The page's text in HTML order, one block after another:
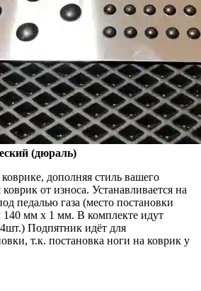
(дюраль)
дополняя стиль вашего
от износа. Устанавливается на
педалью газа (место постановки
140 мм x 1 мм. В комплекте идут
Подпятник идёт для
т.к. постановка ноги на коврик у